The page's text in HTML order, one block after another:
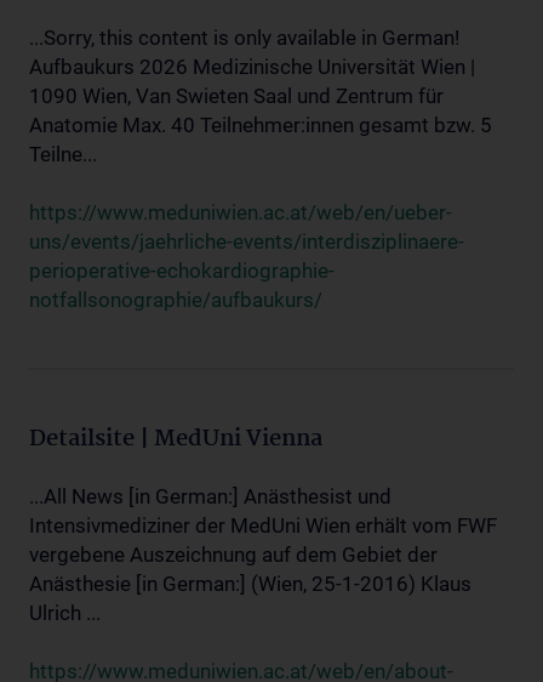
...Sorry, this content is only available in German!
Aufbaukurs 2026 Medizinische Universität Wien |
1090 Wien, Van Swieten Saal und Zentrum für
Anatomie Max. 40 Teilnehmer:innen gesamt bzw. 5
Teilne...
https://www.meduniwien.ac.at/web/en/ueber-
uns/events/jaehrliche-events/interdisziplinaere-
perioperative-echokardiographie-
notfallsonographie/aufbaukurs/
Detailsite | MedUni Vienna
...All News [in German:] Anästhesist und
Intensivmediziner der MedUni Wien erhält vom FWF
vergebene Auszeichnung auf dem Gebiet der
Anästhesie [in German:] (Wien, 25-1-2016) Klaus
Ulrich ...
https://www.meduniwien.ac.at/web/en/about-